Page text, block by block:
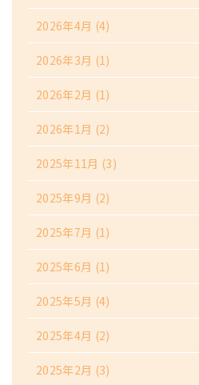
2026年4月 (4)
2026年3月 (1)
2026年2月 (1)
2026年1月 (2)
2025年11月 (3)
2025年9月 (2)
2025年7月 (1)
2025年6月 (1)
2025年5月 (4)
2025年4月 (2)
2025年2月 (3)